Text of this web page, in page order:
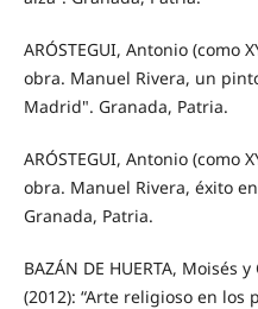
ARÓSTEGUI, Antonio (como
obra. Manuel Rivera, un
Madrid". Granada, Patria.
ARÓSTEGUI, Antonio (como
obra. Manuel Rivera, éxito
Granada, Patria.
BAZÁN DE HUERTA, Moisés
(2012): “Arte religioso en